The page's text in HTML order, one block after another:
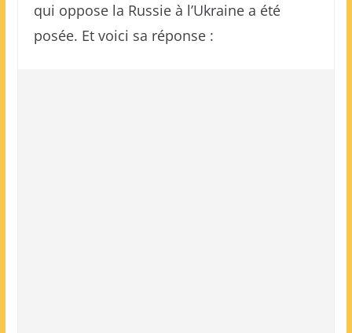
qui oppose la Russie à l’Ukraine a été
posée. Et voici sa réponse :